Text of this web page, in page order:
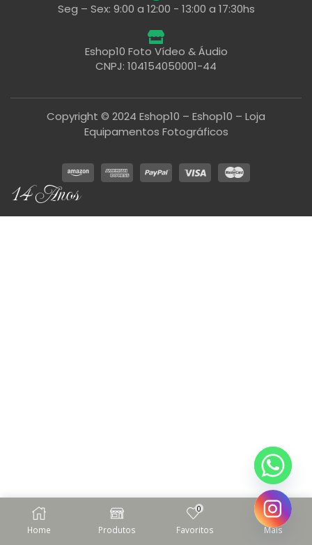
Home Produtos
0
Favoritos Mais
Seg – Sex: 9:00 a 12:00 - 13:00 a 17:30hs
Eshop10 Foto Vídeo & Áudio
CNPJ: 104154050001-44
Copyright © 2024 Eshop10 – Eshop10 – Loja
Equipamentos Fotográficos
14 Anos